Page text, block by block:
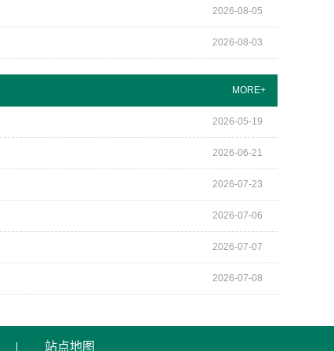
2026-08-05
2026-08-03
MORE+
2026-05-19
2026-06-21
2026-07-23
2026-07-06
2026-07-07
2026-07-08
站点地图